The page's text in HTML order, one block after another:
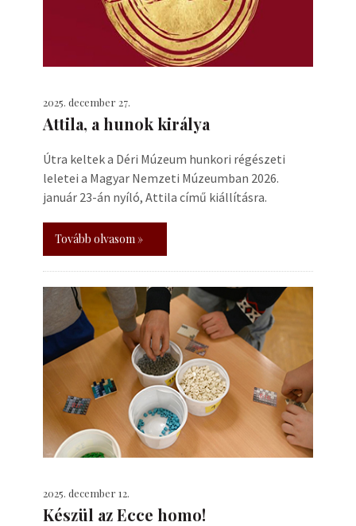
2025. december 27.
Attila, a hunok királya
Útra keltek a Déri Múzeum hunkori régészeti
leletei a Magyar Nemzeti Múzeumban 2026.
január 23-án nyíló, Attila című kiállításra.
Tovább olvasom »
2025. december 12.
Készül az Ecce homo!